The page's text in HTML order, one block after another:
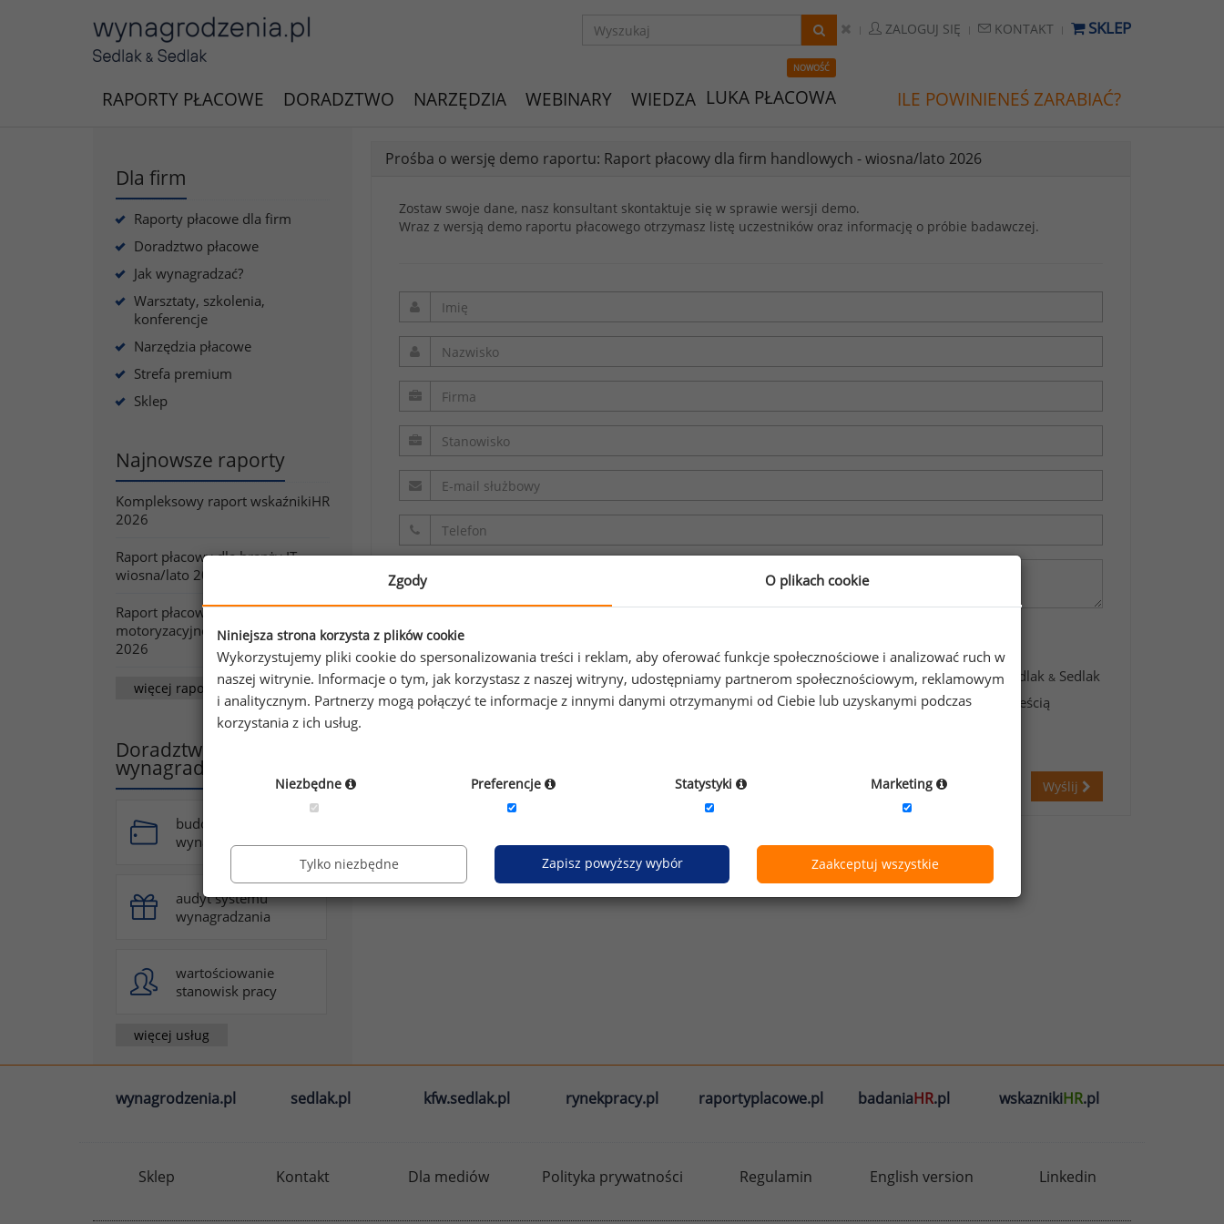
ZALOGUJ SIĘ KONTAKT SKLEP
RAPORTY PŁACOWE DORADZTWO NARZĘDZIA WEBINARY WIEDZA
NOWOŚĆ
LUKA PŁACOWA ILE POWINIENEŚ ZARABIAĆ?
Dla firm
Raporty płacowe dla firm
Doradztwo płacowe
Jak wynagradzać?
Warsztaty, szkolenia,
konferencje
Narzędzia płacowe
Strefa premium
Sklep
Najnowsze raporty
Kompleksowy raport wskaźnikiHR
2026
Raport płacowy dla branży IT -
wiosna/lato 2026
Raport płacowy dla branży
motoryzacyjnej - wiosna/lato
2026
więcej raportów
Doradztwo w zakresie
wynagradzania
budowa systemu
wynagradzania
audyt systemu
wynagradzania
wartościowanie
stanowisk pracy
więcej usług
Prośba o wersję demo raportu: Raport płacowy dla firm handlowych - wiosna/lato 2026
Zostaw swoje dane, nasz konsultant skontaktuje się w sprawie wersji demo.
Wraz z wersją demo raportu płacowego otrzymasz listę uczestników oraz informację o próbie badawczej.
Oświadczam, że zapoznałem/zapoznałam się z
Wyrażam zgodę na przetwarzanie moich danych osobowych zawartych w formularzu przez Sedlak & Sedlak
sp. z o.o. sp. k. w celu odpowiedzi na przesłane zapytanie. Oświadczam, że zapoznałem się z treścią
Wyślij
wynagrodzenia.pl sedlak.pl kfw.sedlak.pl rynekpracy.pl raportyplacowe.pl badaniaHR.pl wskaznikiHR.pl
Sklep Kontakt Dla mediów Polityka prywatności Regulamin English version Linkedin
Zgody O plikach cookie
Niniejsza strona korzysta z plików cookie
Wykorzystujemy pliki cookie do spersonalizowania treści i reklam, aby oferować funkcje społecznościowe i analizować ruch w
naszej witrynie. Informacje o tym, jak korzystasz z naszej witryny, udostępniamy partnerom społecznościowym, reklamowym
i analitycznym. Partnerzy mogą połączyć te informacje z innymi danymi otrzymanymi od Ciebie lub uzyskanymi podczas
korzystania z ich usług.
Niezbędne Preferencje Statystyki Marketing
Tylko niezbędne Zapisz powyższy wybór Zaakceptuj wszystkie